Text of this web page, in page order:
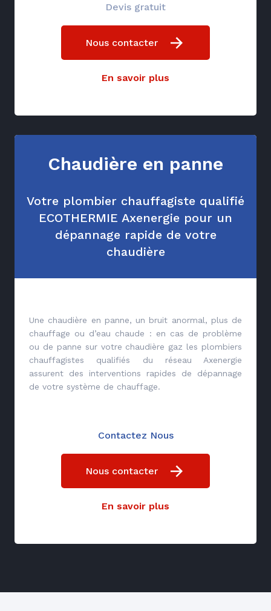
Devis gratuit
Nous contacter
En savoir plus
Chaudière en panne
Votre plombier chauffagiste qualifié
ECOTHERMIE Axenergie pour un
dépannage rapide de votre
chaudière
Une chaudière en panne, un bruit anormal, plus de
chauffage ou d’eau chaude : en cas de problème
ou de panne sur votre chaudière gaz les plombiers
chauffagistes qualifiés du réseau Axenergie
assurent des interventions rapides de dépannage
de votre système de chauffage.
Contactez Nous
Nous contacter
En savoir plus